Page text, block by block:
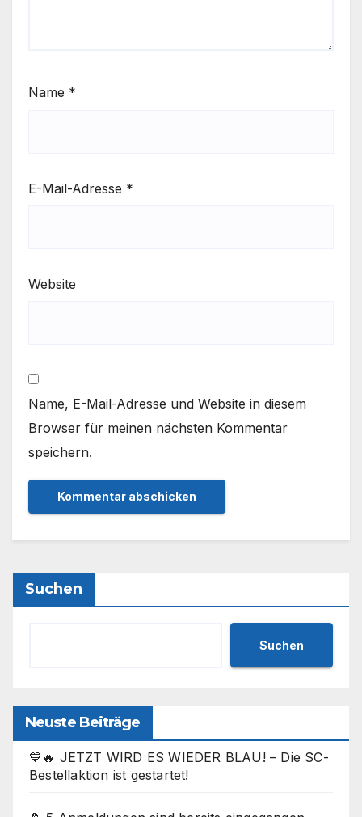
Name *
E-Mail-Adresse *
Website
Name, E-Mail-Adresse und Website in diesem
Browser für meinen nächsten Kommentar
speichern.
Suchen
Suchen
Neuste Beiträge
💙🔥 JETZT WIRD ES WIEDER BLAU! – Die SC-
Bestellaktion ist gestartet!